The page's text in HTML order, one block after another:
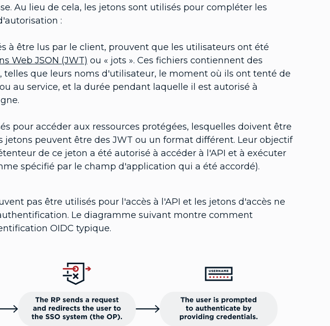
Au lieu de cela, les jetons sont utilisés pour compléter les
:
à être lus par le client, prouvent que les utilisateurs ont été
Web JSON (JWT) ou « jots ». Ces fichiers contiennent des
que leurs noms d'utilisateur, le moment où ils ont tenté de
au service, et la durée pendant laquelle il est autorisé à
pour accéder aux ressources protégées, lesquelles doivent être
jetons peuvent être des JWT ou un format différent. Leur objectif
de ce jeton a été autorisé à accéder à l'API et à exécuter
spécifié par le champ d'application qui a été accordé).
pas être utilisés pour l'accès à l'API et les jetons d'accès ne
Le diagramme suivant montre comment
OIDC typique.